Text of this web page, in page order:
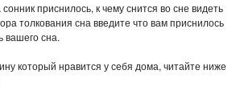
сонник приснилось, к чему снится во сне видеть
толкования сна введите что вам приснилось
вашего сна.
который нравится у себя дома, читайте ниже